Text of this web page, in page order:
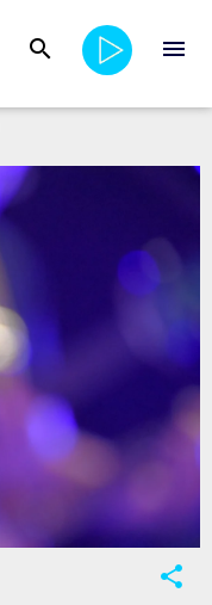
search menu
share